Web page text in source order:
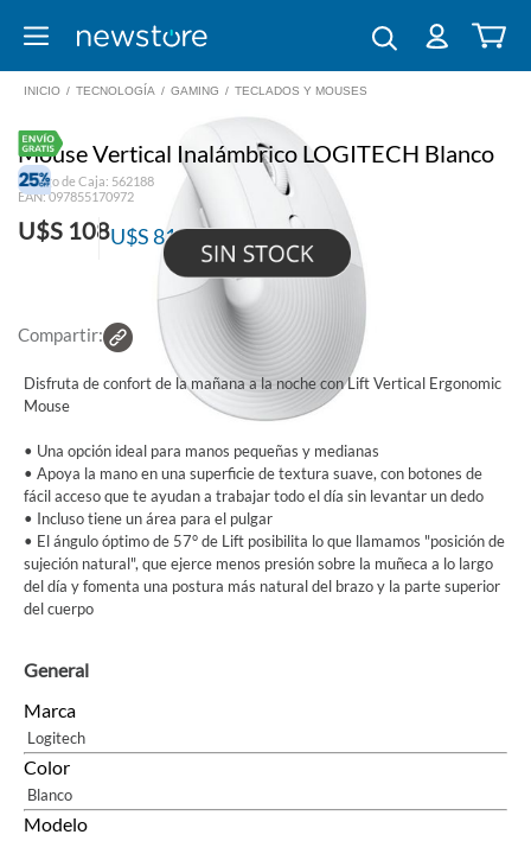
INICIO / TECNOLOGÍA / GAMING / TECLADOS Y MOUSES
Mouse Vertical Inalámbrico LOGITECH Blanco
Código de Caja: 562188
EAN: 097855170972
U$S 108 Suscriptores El País
U$S 81
Compartir:
Disfruta de confort de la mañana a la noche con Lift Vertical Ergonomic
Mouse
• Una opción ideal para manos pequeñas y medianas
• Apoya la mano en una superficie de textura suave, con botones de
fácil acceso que te ayudan a trabajar todo el día sin levantar un dedo
• Incluso tiene un área para el pulgar
• El ángulo óptimo de 57° de Lift posibilita lo que llamamos "posición de
sujeción natural", que ejerce menos presión sobre la muñeca a lo largo
del día y fomenta una postura más natural del brazo y la parte superior
del cuerpo
General
Marca
Logitech
Color
Blanco
Modelo